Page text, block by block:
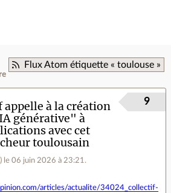
Flux Atom étiquette « toulouse »
appelle à la création
générative" à
avec cet
toulousain
) le 06 juin 2026 à 23:21 .
9
articles/actualite/34024_collectif-